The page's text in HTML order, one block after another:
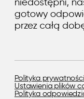
gotowy
przez całą
Polityka prywatności
Ustawienia plików
Polityka